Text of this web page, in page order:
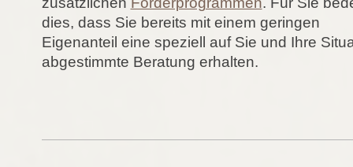
dies, dass Sie bereits mit einem geringen
Eigenanteil eine speziell auf Sie und Ihre
abgestimmte Beratung erhalten.